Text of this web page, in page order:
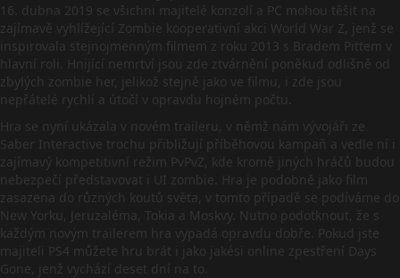
16. dubna 2019 se všichni majitelé konzolí a PC mohou těšit na
zajímavě vyhlížející Zombie kooperativní akci World War Z, jenž se
inspirovala stejnojmenným filmem z roku 2013 s Bradem Pittem v
hlavní roli. Hnijící nemrtví jsou zde ztvárnění poněkud odlišně od
zbylých zombie her, jelikož stejně jako ve filmu, i zde jsou
nepřátelé rychlí a útočí v opravdu hojném počtu.
Hra se nyní ukázala v novém traileru, v němž nám vývojáři ze
Saber Interactive trochu přibližují příběhovou kampaň a vedle ní i
zajímavý kompetitivní režim PvPvZ, kde kromě jiných hráčů budou
nebezpečí představovat i UI zombie. Hra je podobně jako film
zasazena do různých koutů světa, v tomto případě se podíváme do
New Yorku, Jeruzaléma, Tokia a Moskvy. Nutno podotknout, že s
každým novým trailerem hra vypadá opravdu dobře. Pokud jste
majiteli PS4 můžete hru brát i jako jakési online zpestření Days
Gone, jenž vychází deset dní na to.